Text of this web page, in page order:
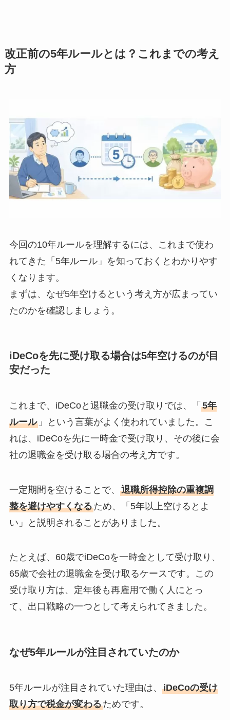
改正前の5年ルールとは？これまでの考え
方
今回の10年ルールを理解するには、これまで使わ
れてきた「5年ルール」を知っておくとわかりやす
くなります。
まずは、なぜ5年空けるという考え方が広まってい
たのかを確認しましょう。
iDeCoを先に受け取る場合は5年空けるのが目
安だった
これまで、iDeCoと退職金の受け取りでは、「 5年
ルール」という言葉がよく使われていました。こ
れは、iDeCoを先に一時金で受け取り、その後に会
社の退職金を受け取る場合の考え方です。
一定期間を空けることで、 退職所得控除の重複調
整を避けやすくなるため、「5年以上空けるとよ
い」と説明されることがありました。
たとえば、60歳でiDeCoを一時金として受け取り、
65歳で会社の退職金を受け取るケースです。この
受け取り方は、定年後も再雇用で働く人にとっ
て、出口戦略の一つとして考えられてきました。
なぜ5年ルールが注目されていたのか
5年ルールが注目されていた理由は、 iDeCoの受け
取り方で税金が変わるためです。